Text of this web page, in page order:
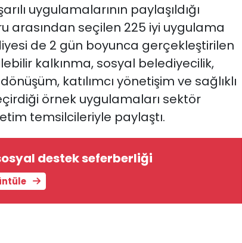
uygulamalarının paylaşıldığı
arasından seçilen 225 iyi uygulama
de 2 gün boyunca gerçekleştirilen
kalkınma, sosyal belediyecilik,
katılımcı yönetişim ve sağlıklı
örnek uygulamaları sektör
temsilcileriyle paylaştı.
destek seferberliği